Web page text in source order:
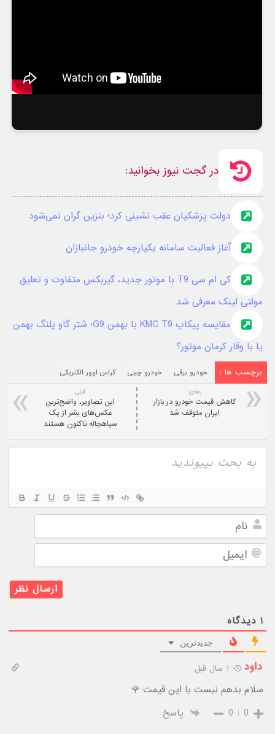
در گجت نیوز بخوانید:
دولت پزشکیان عقب نشینی کرد؛ بنزین گران نمی‌شود
آغاز فعالیت سامانه یکپارچه خودرو جانبازان
کی ام سی T9 با موتور جدید، گیربکس متفاوت و تعلیق
مولتی لینک معرفی شد
مقایسه پیکاپ KMC T9 با بهمن G9؛ شتر گاو پلنگ بهمن
یا با وقار کرمان موتور؟
برچسب ها : خودرو برقی خودرو چینی کراس اوور الکتریکی
قبلی
این تصاویر، واضح‌ترین
عکس‌های بشر از یک
سیاهچاله تاکنون هستند
بعدی:
کاهش قیمت خودرو در بازار
ایران متوقف شد
ایمیل
۱ دیدگاه
جدیدترین
داود
سلام بدهم نیست با این قیمت 🌹
0
0 پاسخ